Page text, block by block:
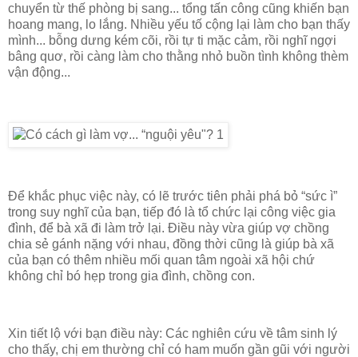
chuyển từ thế phòng bị sang... tổng tấn công cũng khiến bạn
hoang mang, lo lắng. Nhiều yếu tố cộng lại làm cho bạn thấy
mình... bỗng dưng kém cõi, rồi tự ti mặc cảm, rồi nghĩ ngợi
bâng quơ, rồi càng làm cho thằng nhỏ buồn tình không thèm
vận động...
Để khắc phục việc này, có lẽ trước tiên phải phá bỏ “sức ì”
trong suy nghĩ của bạn, tiếp đó là tổ chức lại công việc gia
đình, để bà xã đi làm trở lại. Điều này vừa giúp vợ chồng
chia sẻ gánh nặng với nhau, đồng thời cũng là giúp bà xã
của bạn có thêm nhiều mối quan tâm ngoài xã hội chứ
không chỉ bó hẹp trong gia đình, chồng con.
Xin tiết lộ với bạn điều này: Các nghiên cứu về tâm sinh lý
cho thấy, chị em thường chỉ có ham muốn gần gũi với người